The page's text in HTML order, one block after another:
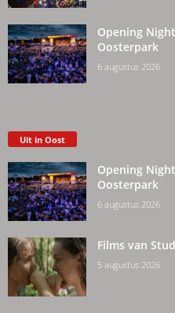
Opening
Oosterpark
6 augustus 2026
Uit in Oost
Opening
Oosterpark
6 augustus 2026
Films van
5 augustus 2026